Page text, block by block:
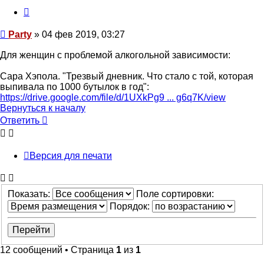
Сообщение
Party » 04 фев 2019, 03:27
Для женщин с проблемой алкогольной зависимости:
Сара Хэпола. "Трезвый дневник. Что стало с той, которая
выпивала по 1000 бутылок в год":
https://drive.google.com/file/d/1UXkPg9 ... g6q7K/view
Вернуться к началу
Ответить
Ответить
Версия для печати
Показать:
Поле сортировки:
Порядок:
12 сообщений • Страница 1 из 1